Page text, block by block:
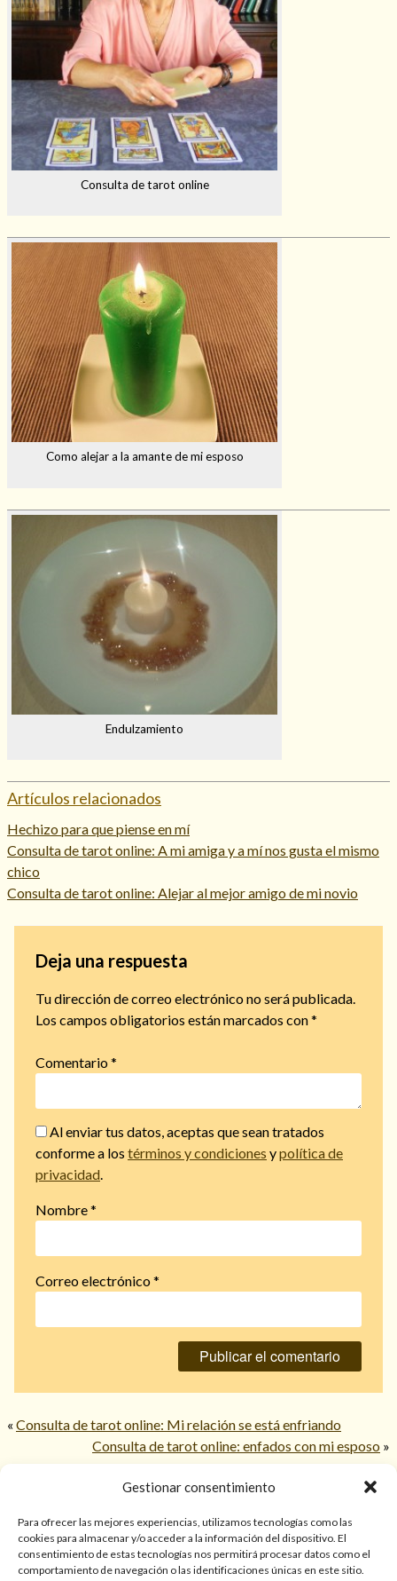
Gestionar consentimiento
Para ofrecer las mejores experiencias, utilizamos tecnologías como las
cookies para almacenar y/o acceder a la información del dispositivo. El
consentimiento de estas tecnologías nos permitirá procesar datos como el
comportamiento de navegación o las identificaciones únicas en este sitio.
Consulta de tarot online
Como alejar a la amante de mi esposo
Endulzamiento
Artículos relacionados
Hechizo para que piense en mí
Consulta de tarot online: A mi amiga y a mí nos gusta el mismo
chico
Consulta de tarot online: Alejar al mejor amigo de mi novio
Deja una respuesta
Tu dirección de correo electrónico no será publicada.
Los campos obligatorios están marcados con*
Comentario*
Al enviar tus datos, aceptas que sean tratados
conforme a los términos y condiciones ypolítica de
privacidad
Nombre*
Correo electrónico*
« Consulta de tarot online: Mi relación se está enfriando
Consulta de tarot online: enfados con mi esposo »
Sólo para mayores de 18 años. Las lecturas de cartas, hechizos,